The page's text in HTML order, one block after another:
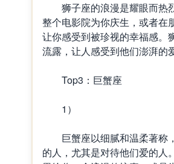
狮子座的浪漫是耀眼而热
整个电影院为你庆生，或者在
让你感受到被珍视的幸福感。
流露，让人感受到他们澎湃的
Top3：巨蟹座
1）
巨蟹座以细腻和温柔著称
的人，尤其是对待他们爱的人